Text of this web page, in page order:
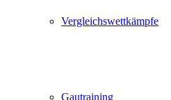
Vergleichswettkämpfe
Gautraining